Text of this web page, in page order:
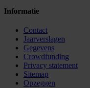
Informatie
Contact
Jaarverslagen
Gegevens
Crowdfunding
Privacy statement
Sitemap
Opzeggen